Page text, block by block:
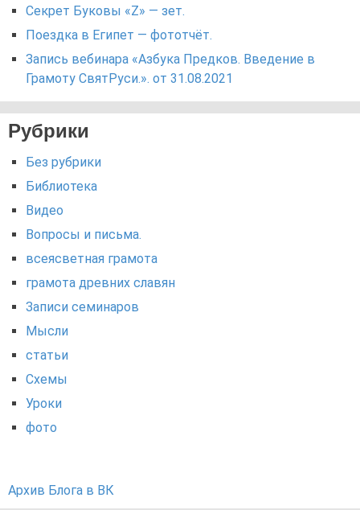
Секрет Буковы «Z» — зет.
Поездка в Египет — фототчёт.
Запись вебинара «Азбука Предков. Введение в
Грамоту СвятРуси.». от 31.08.2021
Рубрики
Без рубрики
Библиотека
Видео
Вопросы и письма.
всеясветная грамота
грамота древних славян
Записи семинаров
Мысли
статьи
Схемы
Уроки
фото
Архив Блога в ВК